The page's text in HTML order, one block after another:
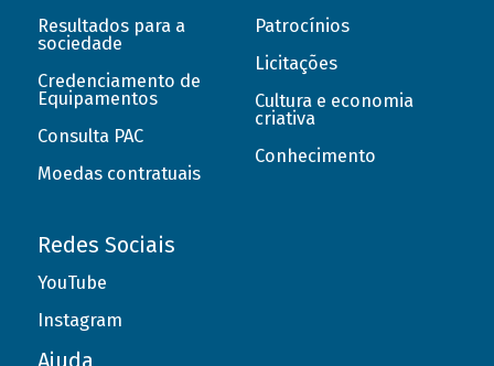
Resultados para a
sociedade
Credenciamento de
Equipamentos
Consulta PAC
Moedas contratuais
Patrocínios
Licitações
Cultura e economia
criativa
Conhecimento
Redes Sociais
YouTube
Instagram
Ajuda